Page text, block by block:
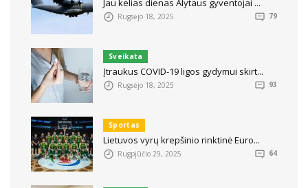
Jau kelias dienas Alytaus gyventojai ...
Rugsėjo 18, 2025 79
Sveikata
Įtraukus COVID-19 ligos gydymui skirt...
Rugsėjo 18, 2025 93
Sportas
Lietuvos vyrų krepšinio rinktinė Euro...
Rugpjūčio 29, 2025 64